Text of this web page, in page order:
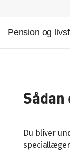
Pension og
Du bliver